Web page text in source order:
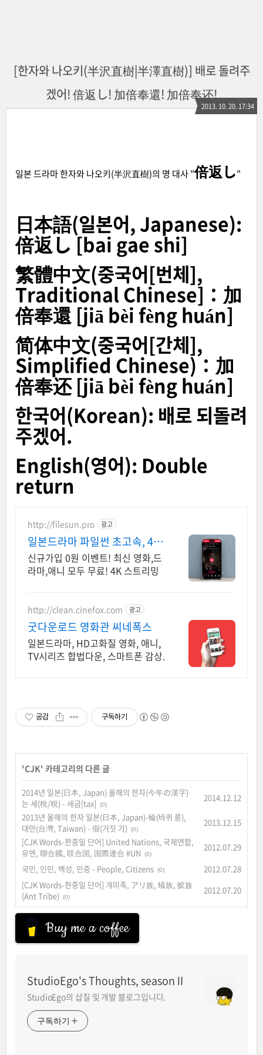
[한자와 나오키(半沢直樹|半澤直樹)] 배로 돌려주
겠어! 倍返し! 加倍奉還! 加倍奉还!
2013. 10. 20. 17:34
일본 드라마 한자와 나오키(半沢直樹)의 명 대사 "倍返し"
日本語(일본어, Japanese):
倍返し [bai gae shi]
繁體中文(중국어[번체],
Traditional Chinese]：加
倍奉還 [jiā bèi fèng huán]
简体中文(중국어[간체],
Simplified Chinese)：加
倍奉还 [jiā bèi fèng huán]
한국어(Korean): 배로 되돌려
주겠어.
English(영어): Double
return
http://filesun.pro 광고
일본드라마 파일썬 초고속, 4K
실시간 보기!
신규가입 0원 이벤트! 최신 영화,드
라마,애니 모두 무료! 4K 스트리밍
http://clean.cinefox.com 광고
굿다운로드 영화관 씨네폭스
일본드라마, HD고화질 영화, 애니,
TV시리즈 합법다운, 스마트폰 감상.
공감 구독하기
'CJK' 카테고리의 다른 글
2014년 일본(日本, Japan) 올해의 한자(今年の漢字)
는 세(稅/税) - 세금[tax]
(0)
2014.12.12
2013년 올해의 한자 일본(日本, Japan)-輪(바퀴 륜),
대만(台灣, Taiwan) - 假(거짓 가)
(0)
2013.12.15
[CJK Words-한중일 단어] United Nations, 국제연합,
유엔, 聯合國, 联合国, 国際連合 #UN
(0)
2012.07.29
국민, 인민, 백성, 민중 - People, Citizens (0)
2012.07.28
[CJK Words-한중일 단어] 개미족, アリ族, 蟻族, 蚁族
(Ant Tribe)
(0)
2012.07.20
Buy me a coffee
StudioEgo's Thoughts, seasonⅡ
StudioEgo의 삽질 및 개발 블로그입니다.
구독하기